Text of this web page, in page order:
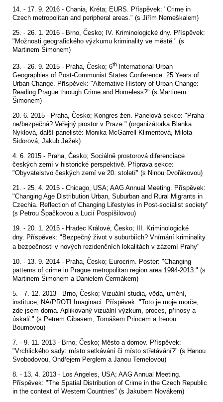
14. - 17. 9. 2016 - Chania, Kréta; EURS. Příspěvek: "Crime in
Czech metropolitan and peripheral areas." (s Jiřím Nemeškalem)
25. - 26. 1. 2016 - Brno, Česko; IV. Kriminologické dny. Příspěvek:
"Možnosti geografického výzkumu kriminality ve městě." (s
Martinem Šimonem)
23. - 26. 9. 2015 - Praha, Česko; 6th International Urban
Geographies of Post-Communist States Conference: 25 Years of
Urban Change. Příspěvek: "Alternative History of Urban Change:
Reading Prague through Crime and Homeless?" (s Martinem
Šimonem)
20. 6. 2015 - Praha, Česko; Kongres žen. Panelová sekce: "Praha
ne/bezpečná? Veřejný prostor v Praze." (organizátorka Blanka
Nyklová, další panelisté: Monika McGarrell Klimentová, Milota
Sidorová, Jakub Ježek)
4. 6. 2015 - Praha, Česko; Sociálně prostorová diferenciace
českých zemí v historické perspektivě. Příprava sekce:
"Obyvatelstvo českých zemí ve 20. století" (s Ninou Dvořákovou)
21. - 25. 4. 2015 - Chicago, USA; AAG Annual Meeting. Příspěvek:
"Changing Age Distribution Urban, Suburban and Rural Migrants in
Czechia. Reflection of Changing Lifestyles in Post-socialist society"
(s Petrou Špačkovou a Lucií Pospíšilovou)
19. - 20. 1. 2015 - Hradec Králové, Česko; III. Kriminologické
dny. Příspěvek: "Bezpečný život v suburbiích? Vnímání kriminality
a bezpečnosti v nových rezidenčních lokalitách v zázemí Prahy"
10. - 13. 9. 2014 - Praha, Česko; Eurocrim. Poster: "Changing
patterns of crime in Prague metropolitan region area 1994-2013." (s
Martinem Šimonem a Danielem Čermákem)
5. - 7. 12. 2013 - Brno, Česko; Vizuální studia, věda, umění,
instituce, NA/PROTI Imaginaci. Příspěvek: "Toto je moje morče,
zde jsem doma. Aplikovaný vizuální výzkum, proces, přínosy a
úskalí." (s Petrem Gibasem, Tomášem Princem a Irenou
Boumovou)
7. - 9. 11. 2013 - Brno, Česko; Město a domov. Příspěvek:
"Vrchlického sady: místo setkávání či místo střetávání?" (s Hanou
Svobodovou, Ondřejem Perglem a Janou Temelovou)
8. - 13. 4. 2013 - Los Angeles, USA; AAG Annual Meeting.
Příspěvek: "The Spatial Distribution of Crime in the Czech Republic
in the context of Western Countries" (s Jakubem Novákem)